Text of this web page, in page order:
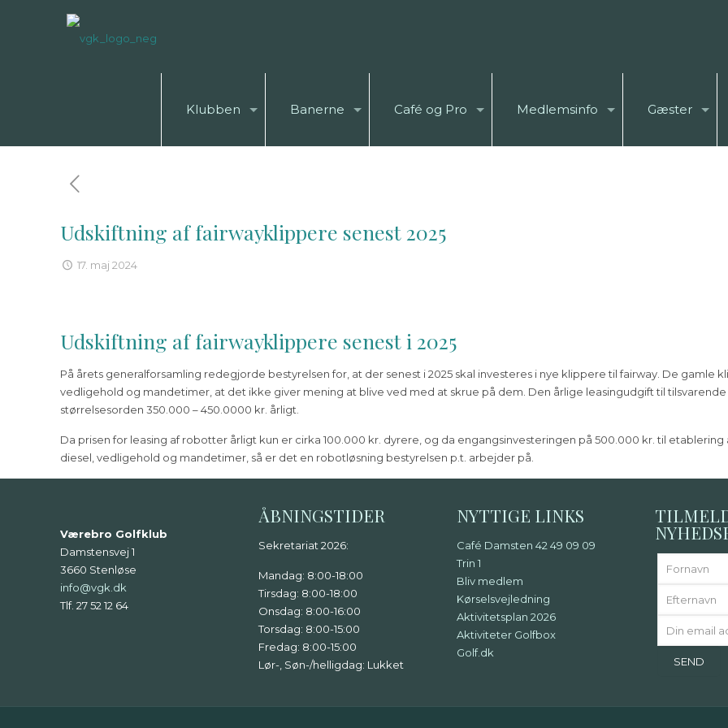
Klubben Banerne Café og Pro Medlemsinfo Gæster
Udskiftning af fairwayklippere senest 2025
17. maj 2024
Udskiftning af fairwayklippere senest i 2025
På årets generalforsamling redegjorde bestyrelsen for, at der senest i 2025 skal investeres i nye klippere til fairway. De gamle
vedligehold og mandetimer, at det ikke giver mening at blive ved med at skrue på dem. Den årlige leasingudgift til
størrelsesorden 350.000 – 450.0000 kr. årligt.
Da prisen for leasing af robotter årligt kun er cirka 100.000 kr. dyrere, og da engangsinvesteringen på 500.000 kr. til
diesel, vedligehold og mandetimer, så er det en robotløsning bestyrelsen p.t. arbejder på.
Værebro Golfklub
Damstensvej 1
3660 Stenløse
info@vgk.dk
Tlf. 27 52 12 64
ÅBNINGSTIDER
Sekretariat 2026:
Mandag: 8:00-18:00
Tirsdag: 8:00-18:00
Onsdag: 8:00-16:00
Torsdag: 8:00-15:00
Fredag: 8:00-15:00
Lør-, Søn-/helligdag: Lukket
NYTTIGE LINKS
Café Damsten 42 49 09 09
Trin 1
Bliv medlem
Kørselsvejledning
Aktivitetsplan 2026
Aktiviteter Golfbox
Golf.dk